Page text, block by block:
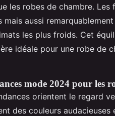
les robes de chambre.
mais aussi
les plus froids. Cet
idéale pour une robe de
mode 2024 pour les
orientent le regard
des couleurs